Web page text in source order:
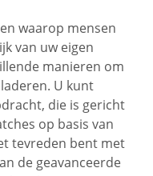
waarop mensen
van uw eigen
manieren om
U kunt
die is gericht
op basis van
tevreden bent met
de geavanceerde